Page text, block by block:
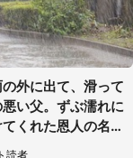
外に出て、滑って
い父。ずぶ濡れに
くれた恩人の名前
読者